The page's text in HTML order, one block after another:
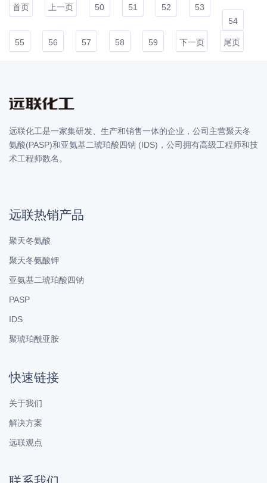
首页 上一页 50 51 52
53
54
55 56 57 58 59 下一页 尾页
远联化工是一家集研发、生产和销售一体的企业，公司主营聚天冬
氨酸(PASP)和亚氨基二琥珀酸四钠 (IDS)，公司拥有高级工程师和技
术工程师数名。
远联热销产品
聚天冬氨酸
聚天冬氨酸钾
亚氨基二琥珀酸四钠
PASP
IDS
聚琥珀酰亚胺
快速链接
关于我们
解决方案
远联观点